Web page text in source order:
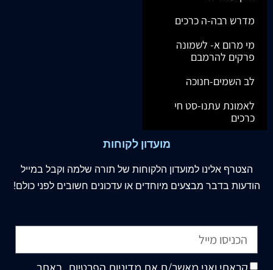
מדרש רבה-ה כרכים
מי מרום א- לשמונה
פרקים להרמבם
לב השמים-חנוכה
לאמונת עתנו-סט חי
כרכים
מועדון לקוחות
הצטרף אלינו למועדון הלקוחות של תורה שלמה וקבל במייל
הודעות בדבר מבצעים מיוחדים או עדכונים חשובים לפני כולם!